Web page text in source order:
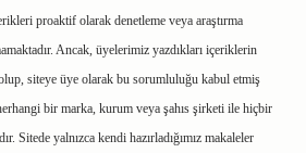
proaktif olarak denetleme veya araştırma
Ancak, üyelerimiz yazdıkları içeriklerin
siteye üye olarak bu sorumluluğu kabul etmiş
bir marka, kurum veya şahıs şirketi ile hiçbir
Sitede yalnızca kendi hazırladığımız makaleler